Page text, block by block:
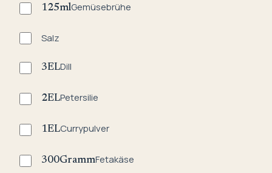
125mlGemüsebrühe
Salz
3ELDill
2ELPetersilie
1ELCurrypulver
300GrammFetakäse